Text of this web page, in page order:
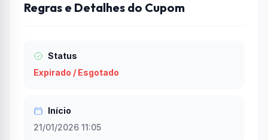
Regras e Detalhes do Cupom
Status
Expirado / Esgotado
Início
21/01/2026 11:05